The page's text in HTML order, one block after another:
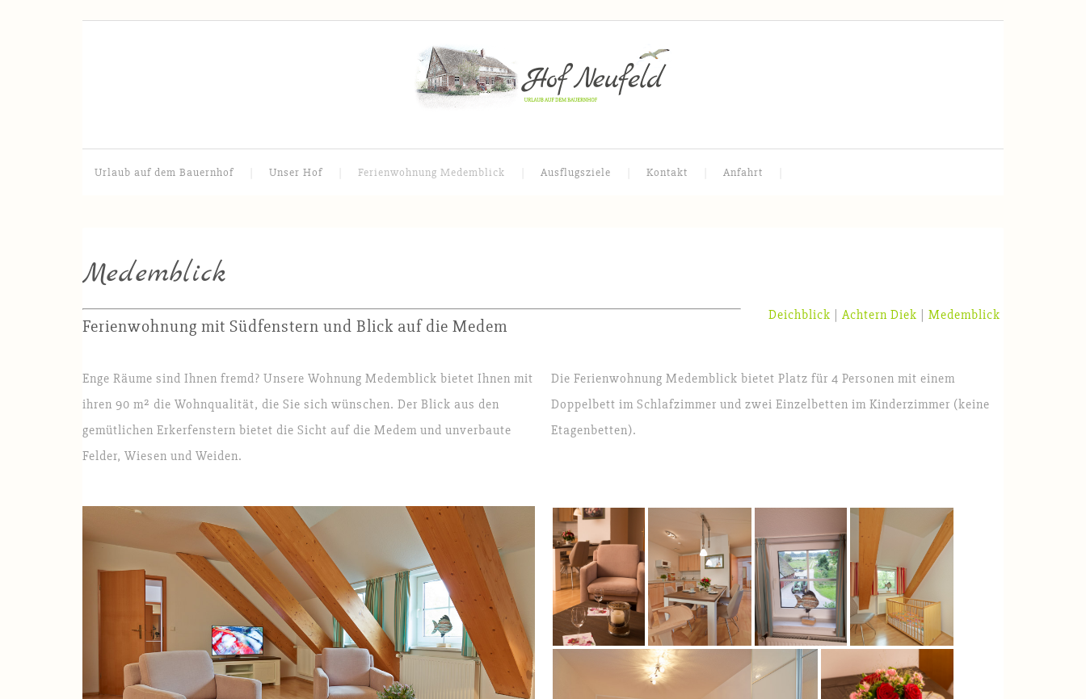
Urlaub auf dem Bauernhof Unser Hof Ferienwohnung Medemblick Ausflugsziele Kontakt Anfahrt
Medemblick
Ferienwohnung mit Südfenstern und Blick auf die Medem
Deichblick Achtern Diek Medemblick
Enge Räume sind Ihnen fremd? Unsere Wohnung Medemblick bietet Ihnen mit
ihren 90 m² die Wohnqualität, die Sie sich wünschen. Der Blick aus den
gemütlichen Erkerfenstern bietet die Sicht auf die Medem und unverbaute
Felder, Wiesen und Weiden.
Die Ferienwohnung Medemblick bietet Platz für 4 Personen mit einem
Doppelbett im Schlafzimmer und zwei Einzelbetten im Kinderzimmer (keine
Etagenbetten).